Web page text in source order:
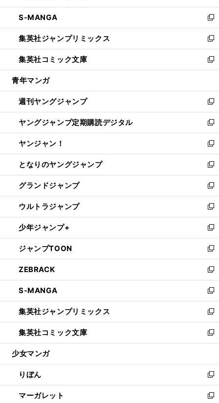
開
く
ウ
で
開
く
ン
ド
ウ
で
開
く
ウ
ィ
ン
ド
ウ
で
開
し
い
ウ
ィ
ン
ド
ウ
開
く
S-MANGA
新
し
い
ウ
ィ
ン
ウ
で
開
く
集英社ジャンプリミックス
新
し
い
ウ
ン
ド
ウ
で
開
く
集英社コミック文庫
新
し
ウ
ィ
ン
ド
ウ
で
開
く
青年マンガ
週刊ヤングジャンプ
新
し
い
ウ
ィ
ン
ド
ウ
で
開
く
ヤングジャンプ定期購読デジタル
新
し
い
ウ
ィ
ン
ド
ウ
で
開
く
ヤンジャン！
新
し
い
ウ
ィ
ン
ド
ウ
で
開
く
となりのヤングジャンプ
新
し
い
ウ
ィ
ン
ド
ウ
で
開
く
グランドジャンプ
新
し
い
ウ
ィ
ン
ド
ウ
で
開
く
ウルトラジャンプ
新
し
い
ウ
ィ
ン
ド
ウ
で
開
く
少年ジャンプ+
新
し
い
ウ
ィ
ン
ド
ウ
で
開
く
ジャンプTOON
新
し
い
ウ
ィ
ン
ド
ウ
で
開
ZEBRACK
新
し
い
ウ
ィ
ン
ド
ウ
開
く
S-MANGA
新
し
い
ウ
ィ
ン
ウ
で
開
く
集英社ジャンプリミックス
新
し
い
ウ
ン
ド
ウ
で
集英社コミック文庫
新
し
ウ
ィ
ン
ド
少女マンガ
りぼん
新
し
い
マーガレット 新